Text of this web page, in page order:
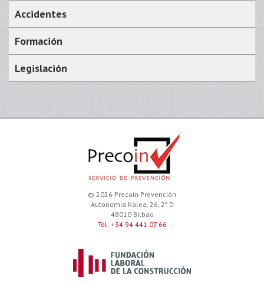
Accidentes
Formación
Legislación
© 2026 Precoin Prevención
Autonomia Kalea, 26, 2º D
48010 Bilbao
Tel: +34 94 441 07 66